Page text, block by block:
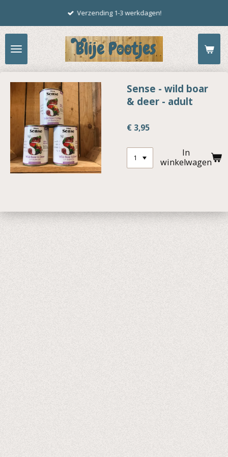
naar
de
hoofdinhoud
Verzending 1-3 werkdagen!
Sense - wild boar
& deer - adult
€ 3,95
In
winkelwagen